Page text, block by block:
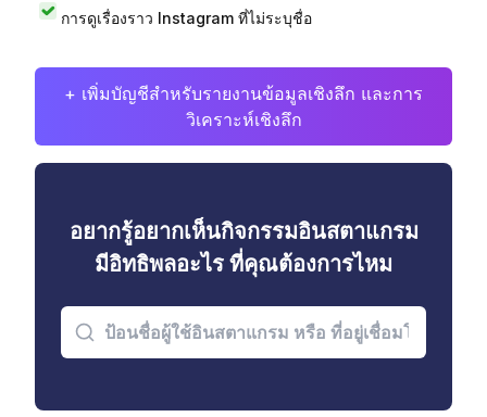
การดูเรื่องราว Instagram ที่ไม่ระบุชื่อ
+ เพิ่มบัญชีสำหรับรายงานข้อมูลเชิงลึก และการ
วิเคราะห์เชิงลึก
อยากรู้อยากเห็นกิจกรรมอินสตาแกรม
มีอิทธิพลอะไร ที่คุณต้องการไหม